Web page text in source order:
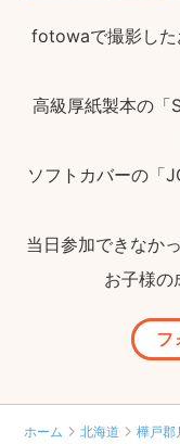
fotowaで撮影した
高級厚紙製本の「
ソフトカバーの「
当日参加できなか
お子様の
フ
ホーム 北海道 樺戸郡